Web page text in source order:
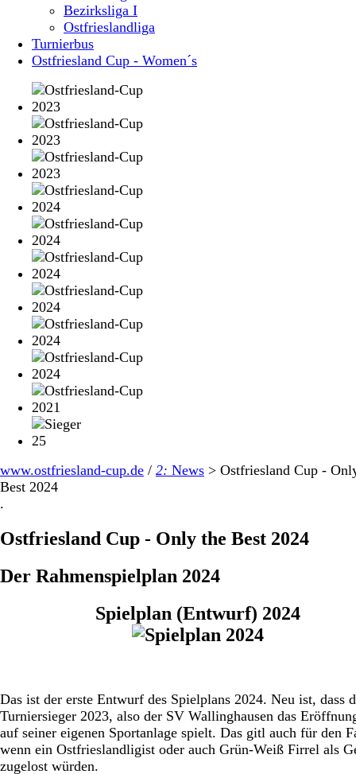
Bezirksliga I
Ostfrieslandliga
Turnierbus
Ostfriesland Cup - Women´s
www.ostfriesland-cup.de / 2: News > Ostfriesland Cup -
Best 2024
.
Ostfriesland Cup - Only the Best 2024
Der Rahmenspielplan 2024
Spielplan (Entwurf) 2024
Das ist der erste Entwurf des Spielplans 2024. Neu ist, dass
Turniersieger 2023, also der SV Wallinghausen das
auf seiner eigenen Sportanlage spielt. Das gitl auch für den
wenn ein Ostfrieslandligist oder auch Grün-Weiß Firrel als
zugelost würden.